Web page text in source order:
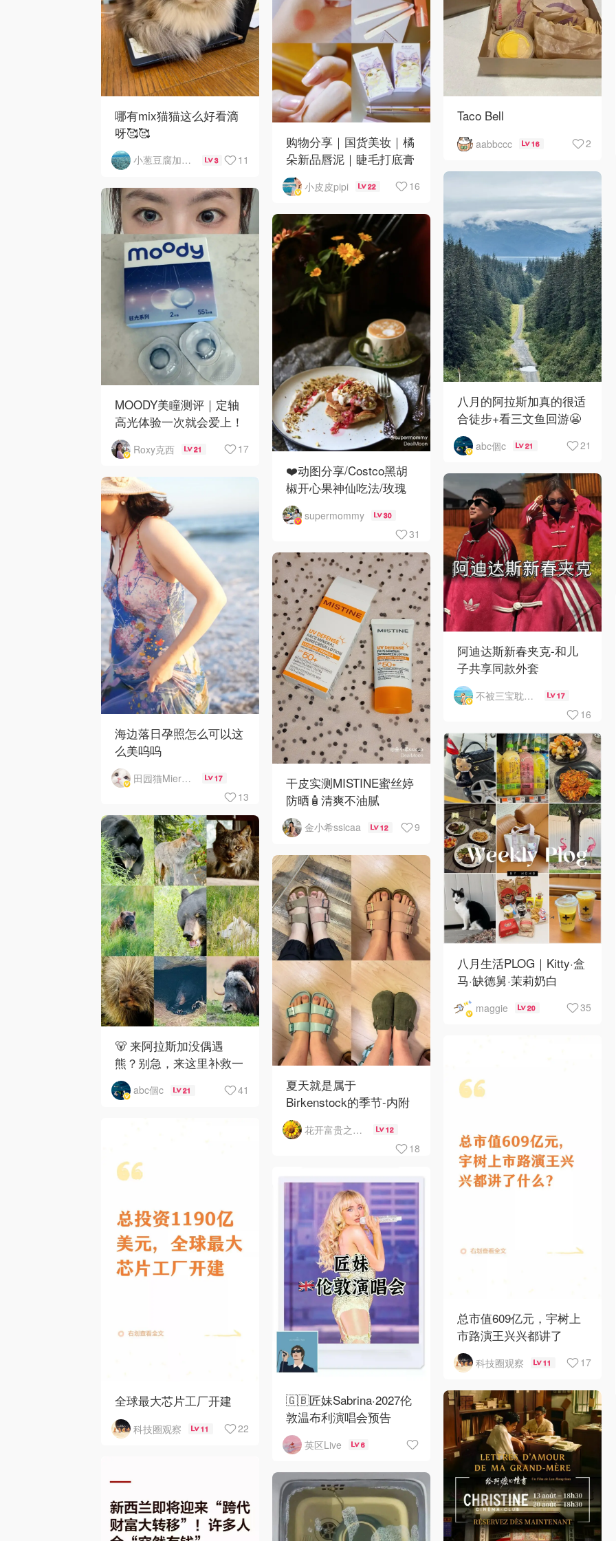
哪有mix猫猫这么好看滴
呀🥰🥰
小葱豆腐加皮蛋 3 11
购物分享｜国货美妆｜橘
朵新品唇泥｜睫毛打底膏
｜日韩小物｜眼线笔｜美
甲DIY💅
小皮皮pipi 22 16
Taco Bell
aabbccc 16 2
八月的阿拉斯加真的很适
合徒步+看三文鱼回游😬
abc個c 21 21
MOODY美瞳测评｜定轴
高光体验一次就会爱上！
Roxy克西 21 17
❤️动图分享/Costco黑胡
椒开心果神仙吃法/玫瑰
全蛋松饼配黑胡椒开心果
碎太惊艳😍
supermommy 30
31
阿迪达斯新春夹克-和儿
子共享同款外套
不被三宝耽误的妈 17
16
海边落日孕照怎么可以这
么美呜呜
田园猫MierCat 17
13
干皮实测MISTINE蜜丝婷
防晒🧴清爽不油腻
金小希ssicaa 12 9
八月生活PLOG｜Kitty·盒
马·缺德舅·茉莉奶白
·Costco·Wendy's
maggie 20 35
🐻 来阿拉斯加没偶遇
熊？别急，来这里补救一
下！
abc個c 21 41
夏天就是属于
Birkenstock的季节-内附
如何选择
花开富贵之Mo个Mo 12
18
总市值609亿元，宇树上
市路演王兴兴都讲了
科技圈观察 11 17
全球最大芯片工厂开建
科技圈观察 11 22
🇬🇧匠妹Sabrina·2027伦
敦温布利演唱会预告
英区Live 6